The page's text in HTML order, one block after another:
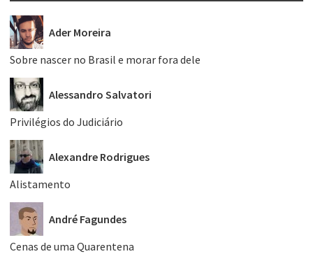
Ader Moreira
Sobre nascer no Brasil e morar fora dele
Alessandro Salvatori
Privilégios do Judiciário
Alexandre Rodrigues
Alistamento
André Fagundes
Cenas de uma Quarentena